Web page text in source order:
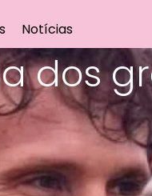
Notícias
dos